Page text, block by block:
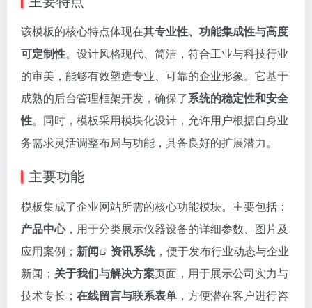
该模板的核心特点体现在其专业性、功能集成性与高度
可定制性。设计风格现代、简洁，符合工业与科技行业
的审美，能够有效塑造专业、可靠的企业形象。它基于
成熟的后台管理框架开发，确保了系统的稳定性和安全
性。同时，模板采用模块化设计，允许用户根据自身业
务需求灵活调整布局与功能，具备良好的扩展潜力。
主要功能
模板集成了企业网站所需的核心功能模块。主要包括：
产品中心，用于分类展示仪器设备的详细参数、图片及
应用案例； 新闻 资讯系统，便于发布行业动态与企业
新闻； 关于我们与解决方案页面，用于展示公司实力与
技术专长； 在线留言与联系表单 ，方便潜在客户进行咨